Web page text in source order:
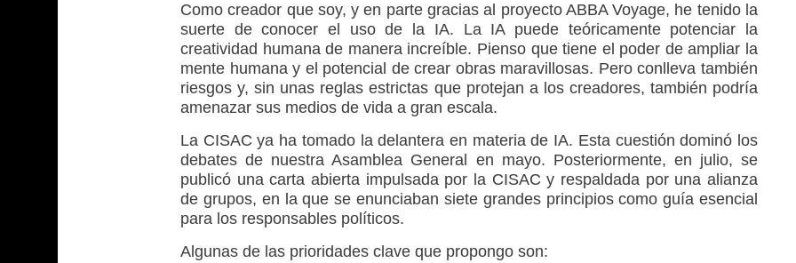
Como creador que soy, y en parte gracias al proyecto ABBA Voyage, he tenido la
suerte de conocer el uso de la IA. La IA puede teóricamente potenciar la
creatividad humana de manera increíble. Pienso que tiene el poder de ampliar la
mente humana y el potencial de crear obras maravillosas. Pero conlleva también
riesgos y, sin unas reglas estrictas que protejan a los creadores, también podría
amenazar sus medios de vida a gran escala.
La CISAC ya ha tomado la delantera en materia de IA. Esta cuestión dominó los
debates de nuestra Asamblea General en mayo. Posteriormente, en julio, se
publicó una carta abierta impulsada por la CISAC y respaldada por una alianza
de grupos, en la que se enunciaban siete grandes principios como guía esencial
para los responsables políticos.
Algunas de las prioridades clave que propongo son: